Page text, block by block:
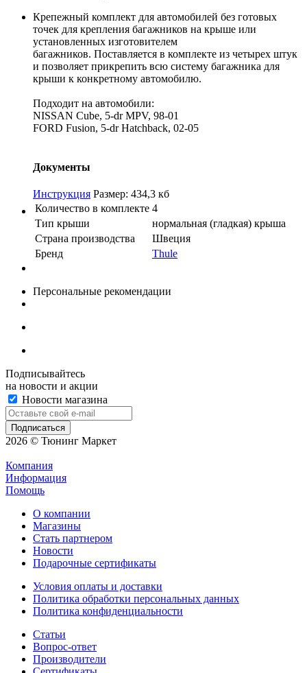
Крепежный комплект для автомобилей без готовых
точек для крепления багажников на крыше или
установленных изготовителем
багажников. Поставляется в комплекте из четырех штук
и позволяет прикрепить всю систему багажника для
крыши к конкретному автомобилю.
Подходит на автомобили:
NISSAN Cube, 5-dr MPV, 98-01
FORD Fusion, 5-dr Hatchback, 02-05
Документы
Инструкция Размер: 434,3 кб
Количество в комплекте 4
Тип крыши
нормальная (гладкая) крыша
Страна производства
Швеция
Бренд
Thule
Персональные рекомендации
Подписывайтесь
на новости и акции
Новости магазина
2026 © Тюнинг Маркет
Компания
Информация
Помощь
О компании
Магазины
Стать партнером
Новости
Подарочные сертификаты
Условия оплаты и доставки
Политика обработки персональных данных
Политика конфиденциальности
Статьи
Вопрос-ответ
Производители